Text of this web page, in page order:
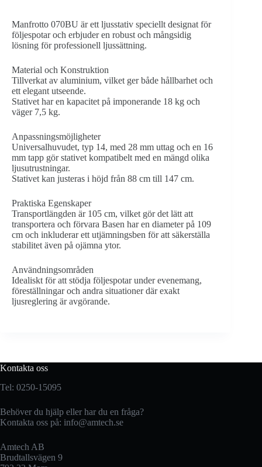
Manfrotto 070BU är ett ljusstativ speciellt designat för
följespotar och erbjuder en robust och mångsidig
lösning för professionell ljussättning.
Material och Konstruktion
Tillverkat av aluminium, vilket ger både hållbarhet och
ett elegant utseende.
Stativet har en kapacitet på imponerande 18 kg och
väger 7,5 kg.
Anpassningsmöjligheter
Universalhuvudet, typ 14, med 28 mm uttag och en 16
mm tapp gör stativet kompatibelt med en mängd olika
ljusutrustningar.
Stativet kan justeras i höjd från 88 cm till 147 cm.
Praktiska Egenskaper
Transportlängden är 105 cm, vilket gör det lätt att
transportera och förvara Basen har en diameter på 109
cm och inkluderar ett utjämningsben för att säkerställa
stabilitet även på ojämna ytor.
Användningsområden
Idealiskt för att stödja följespotar under evenemang,
föreställningar och andra situationer där exakt
ljusreglering är avgörande.
Kontakta oss
Tel: 0250-15095
Behöver du hjälp eller har du en fråga?
Kontakta oss på: info@amtech.se
Amtech AB
Brudtallsvägen 9